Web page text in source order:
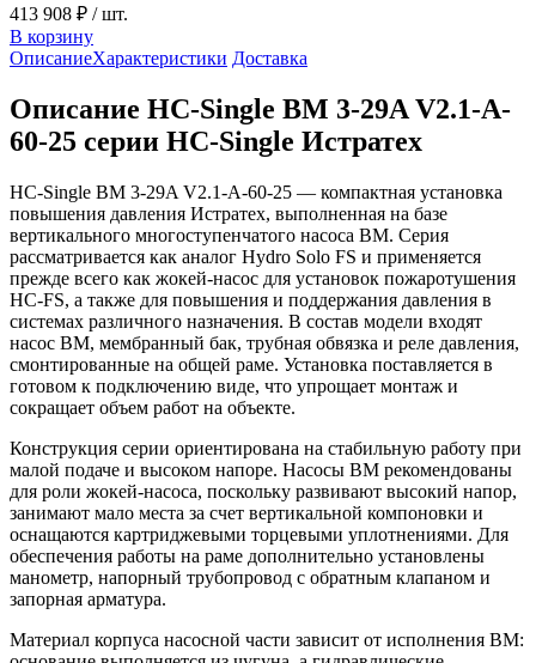
413 908 ₽ / шт.
В корзину
ОписаниеХарактеристики Доставка
Описание HC-Single BM 3-29A V2.1-A-
60-25 серии HC-Single Истратех
HC-Single BM 3-29A V2.1-A-60-25 — компактная установка
повышения давления Истратех, выполненная на базе
вертикального многоступенчатого насоса BM. Серия
рассматривается как аналог Hydro Solo FS и применяется
прежде всего как жокей-насос для установок пожаротушения
HC-FS, а также для повышения и поддержания давления в
системах различного назначения. В состав модели входят
насос BM, мембранный бак, трубная обвязка и реле давления,
смонтированные на общей раме. Установка поставляется в
готовом к подключению виде, что упрощает монтаж и
сокращает объем работ на объекте.
Конструкция серии ориентирована на стабильную работу при
малой подаче и высоком напоре. Насосы BM рекомендованы
для роли жокей-насоса, поскольку развивают высокий напор,
занимают мало места за счет вертикальной компоновки и
оснащаются картриджевыми торцевыми уплотнениями. Для
обеспечения работы на раме дополнительно установлены
манометр, напорный трубопровод с обратным клапаном и
запорная арматура.
Материал корпуса насосной части зависит от исполнения BM: